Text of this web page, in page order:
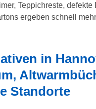
Teppichreste, defekte
ergeben schnell
in
Standorte